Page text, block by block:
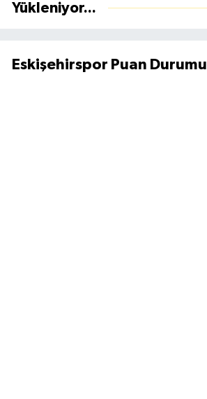
Yükleniyor...
Eskişehirspor Puan Durumu